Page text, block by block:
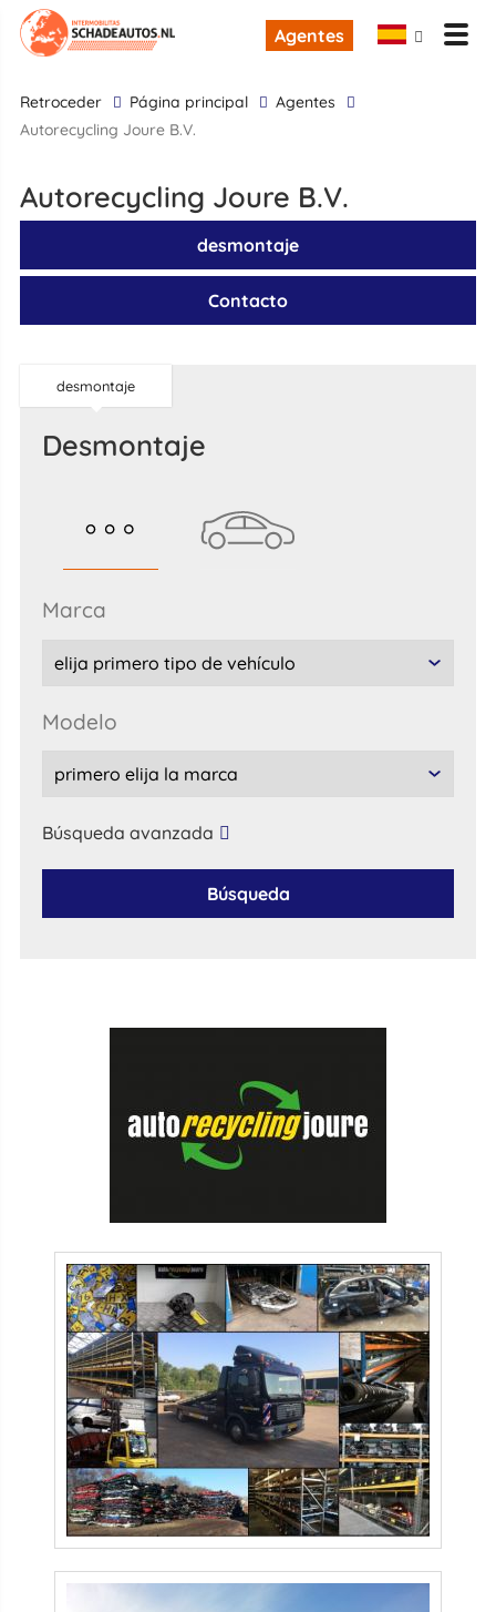
Agentes
retroceder Página principal
Agentes
Autorecycling Joure B.V.
Autorecycling Joure B.V.
desmontaje
Contacto
desmontaje
desmontaje
marca
modelo
Búsqueda avanzada
Búsqueda